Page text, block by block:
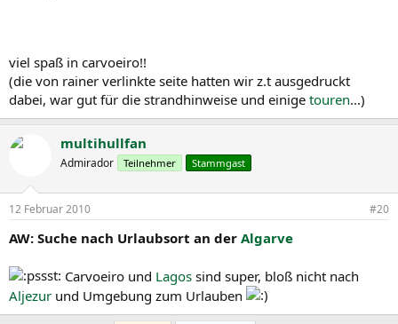
viel spaß in carvoeiro!!
(die von rainer verlinkte seite hatten wir z.t ausgedruckt
dabei, war gut für die strandhinweise und einige touren...)
multihullfan
Admirador Teilnehmer Stammgast
12 Februar 2010 #20
AW: Suche nach Urlaubsort an der Algarve
Carvoeiro und Lagos sind super, bloß nicht nach
Aljezur und Umgebung zum Urlauben